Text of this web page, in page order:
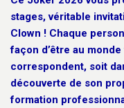
stages, véritable
Clown ! Chaque
façon d’être au
correspondent, soit
découverte de son
formation